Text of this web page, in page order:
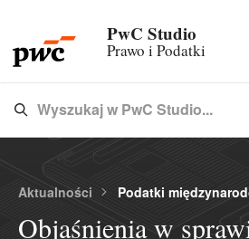
PwC Studio
Prawo i Podatki
Type 3 or more characters for results.
Wyszukaj w PwC Studio...
Aktualności Podatki
Objaśnienia w